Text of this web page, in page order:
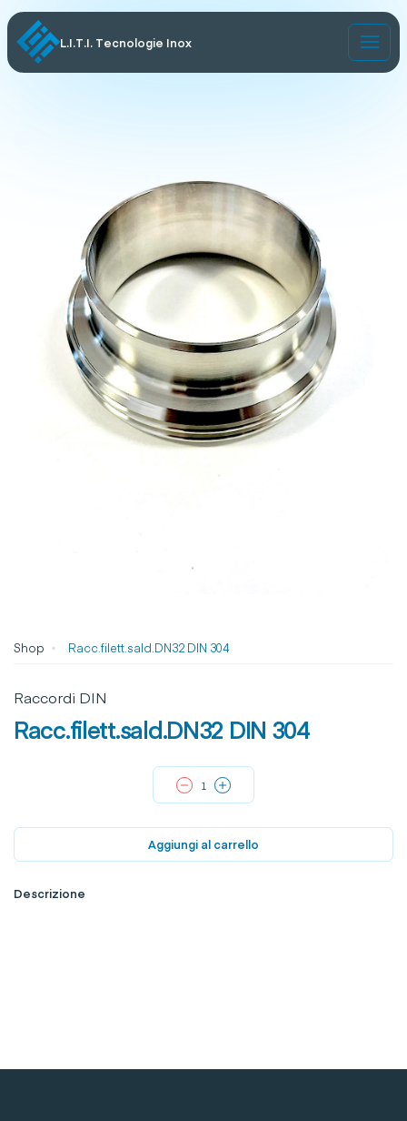
L.I.T.I. Tecnologie Inox
Shop Racc.filett.sald.DN32 DIN 304
Raccordi DIN
Racc.filett.sald.DN32 DIN 304
Aggiungi al carrello
Descrizione